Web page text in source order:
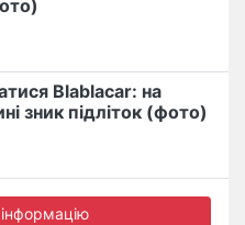
Blablacar: на
зник підліток (фото)